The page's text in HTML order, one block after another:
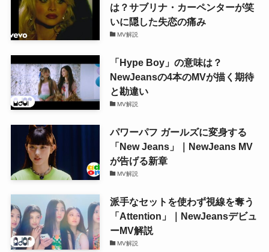
は？サブリナ・カーペンターが笑
いに隠した失恋の痛み
MV解説
「Hype Boy」の意味は？
NewJeansの4本のMVが描く期待
と勘違い
MV解説
パワーパフ ガールズに変身する
「New Jeans」｜NewJeans MV
が告げる新章
MV解説
派手なセットを使わず視線を奪う
「Attention」｜NewJeansデビュ
ーMV解説
MV解説